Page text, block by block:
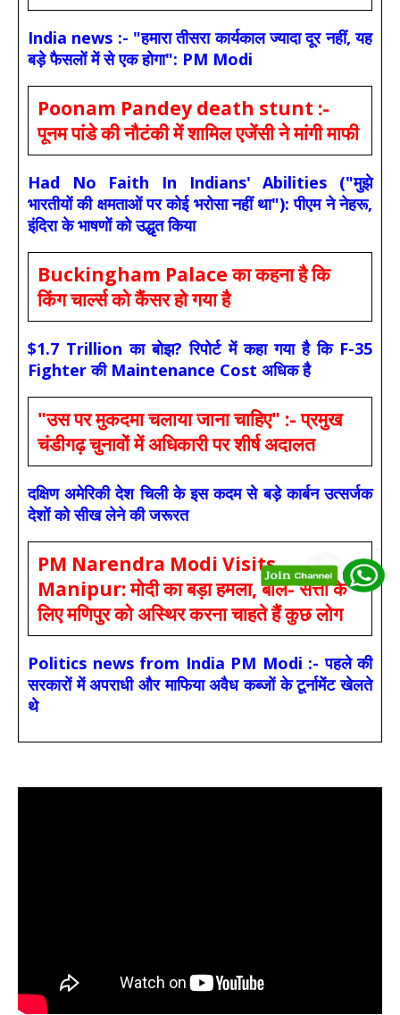
India news :- "हमारा तीसरा कार्यकाल ज्यादा दूर नहीं, यह
बड़े फैसलों में से एक होगा": PM Modi
Poonam Pandey death stunt :-
पूनम पांडे की नौटंकी में शामिल एजेंसी ने मांगी माफी
Had No Faith In Indians' Abilities ("मुझे
भारतीयों की क्षमताओं पर कोई भरोसा नहीं था"): पीएम ने नेहरू,
इंदिरा के भाषणों को उद्धृत किया
Buckingham Palace का कहना है कि
किंग चार्ल्स को कैंसर हो गया है
$1.7 Trillion का बोझ? रिपोर्ट में कहा गया है कि F-35
Fighter की Maintenance Cost अधिक है
"उस पर मुकदमा चलाया जाना चाहिए" :- प्रमुख
चंडीगढ़ चुनावों में अधिकारी पर शीर्ष अदालत
दक्षिण अमेरिकी देश चिली के इस कदम से बड़े कार्बन उत्सर्जक
देशों को सीख लेने की जरूरत
PM Narendra Modi Visits
Manipur: मोदी का बड़ा हमला, बोले- सत्ता के
लिए मणिपुर को अस्थिर करना चाहते हैं कुछ लोग
Politics news from India PM Modi :- पहले की
सरकारों में अपराधी और माफिया अवैध कब्जों के टूर्नामेंट खेलते
थे